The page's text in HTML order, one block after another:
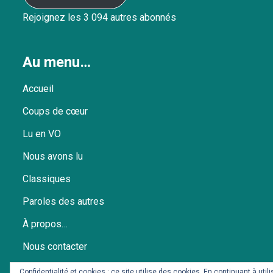
Rejoignez les 3 094 autres abonnés
Au menu…
Accueil
Coups de cœur
Lu en VO
Nous avons lu
Classiques
Paroles des autres
À propos…
Nous contacter
Politique de confidentialité